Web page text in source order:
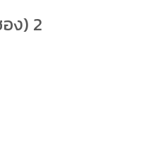
ง) 2